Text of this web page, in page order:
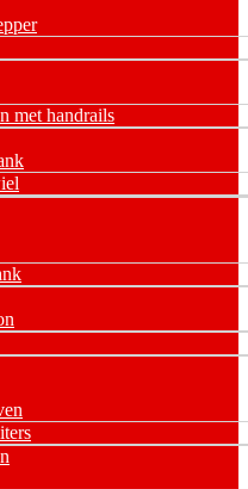
met handrails